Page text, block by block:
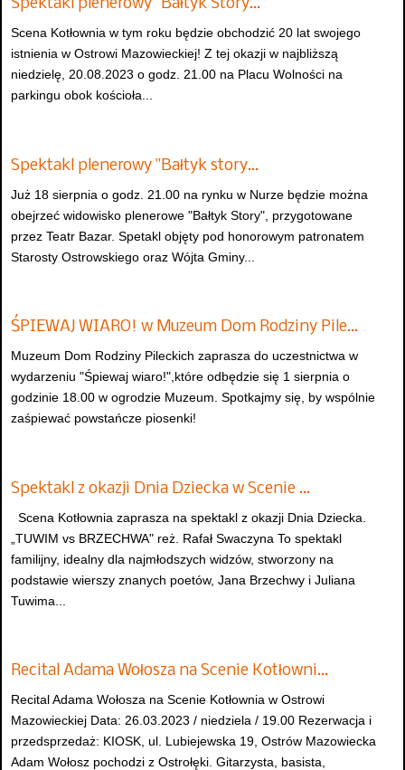
Spektakl plenerowy "Bałtyk Story…
Scena Kotłownia w tym roku będzie obchodzić 20 lat swojego
istnienia w Ostrowi Mazowieckiej! Z tej okazji w najbliższą
niedzielę, 20.08.2023 o godz. 21.00 na Placu Wolności na
parkingu obok kościoła...
Spektakl plenerowy "Bałtyk story…
Już 18 sierpnia o godz. 21.00 na rynku w Nurze będzie można
obejrzeć widowisko plenerowe "Bałtyk Story", przygotowane
przez Teatr Bazar. Spetakl objęty pod honorowym patronatem
Starosty Ostrowskiego oraz Wójta Gminy...
ŚPIEWAJ WIARO! w Muzeum Dom Rodziny Pile…
Muzeum Dom Rodziny Pileckich zaprasza do uczestnictwa w
wydarzeniu "Śpiewaj wiaro!",które odbędzie się 1 sierpnia o
godzinie 18.00 w ogrodzie Muzeum. Spotkajmy się, by wspólnie
zaśpiewać powstańcze piosenki!
Spektakl z okazji Dnia Dziecka w Scenie …
Scena Kotłownia zaprasza na spektakl z okazji Dnia Dziecka.
„TUWIM vs BRZECHWA" reż. Rafał Swaczyna To spektakl
familijny, idealny dla najmłodszych widzów, stworzony na
podstawie wierszy znanych poetów, Jana Brzechwy i Juliana
Tuwima...
Recital Adama Wołosza na Scenie Kotłowni…
Recital Adama Wołosza na Scenie Kotłownia w Ostrowi
Mazowieckiej Data: 26.03.2023 / niedziela / 19.00 Rezerwacja i
przedsprzedaż: KIOSK, ul. Lubiejewska 19, Ostrów Mazowiecka
Adam Wołosz pochodzi z Ostrołęki. Gitarzysta, basista,